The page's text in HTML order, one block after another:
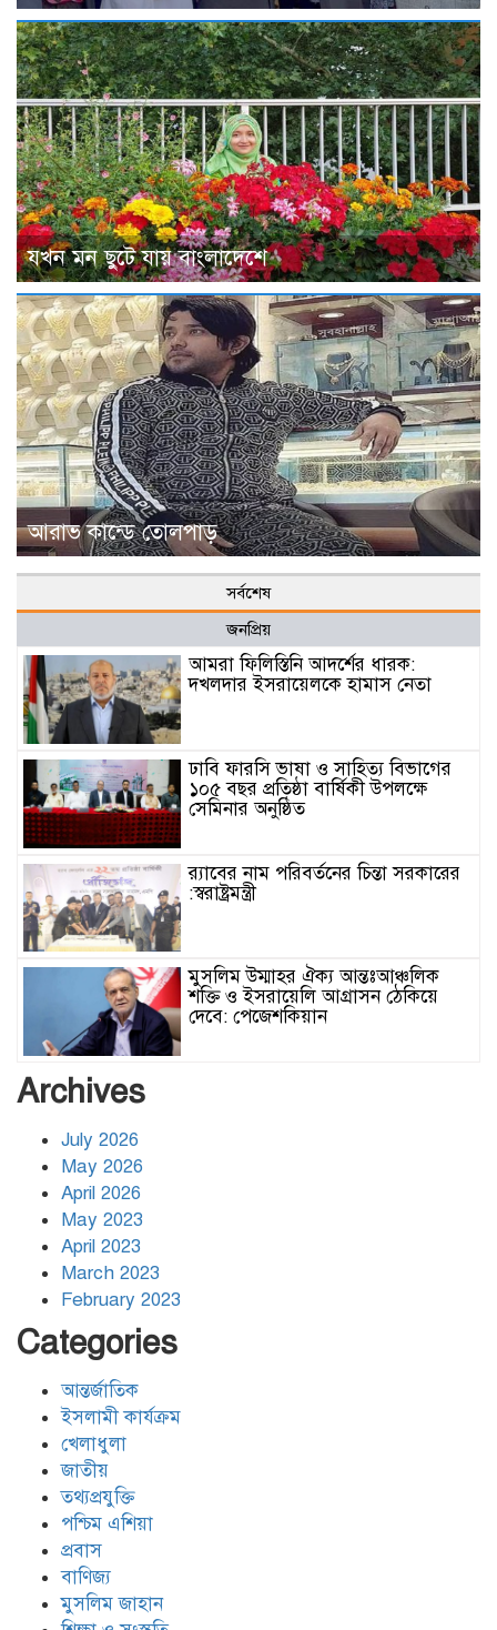
যখন মন ছুটে যায় বাংলাদেশে
আরাভ কান্ডে তোলপাড়
সর্বশেষ
জনপ্রিয়
আমরা ফিলিস্তিনি আদর্শের ধারক:
দখলদার ইসরায়েলকে হামাস নেতা
ঢাবি ফারসি ভাষা ও সাহিত্য বিভাগের
১০৫ বছর প্রতিষ্ঠা বার্ষিকী উপলক্ষে
সেমিনার অনুষ্ঠিত
র‌্যাবের নাম পরিবর্তনের চিন্তা সরকারের
:স্বরাষ্ট্রমন্ত্রী
মুসলিম উম্মাহর ঐক্য আন্তঃআঞ্চলিক
শক্তি ও ইসরায়েলি আগ্রাসন ঠেকিয়ে
দেবে: পেজেশকিয়ান
Archives
July 2026
May 2026
April 2026
May 2023
April 2023
March 2023
February 2023
Categories
আন্তর্জাতিক
ইসলামী কার্যক্রম
খেলাধুলা
জাতীয়
তথ্যপ্রযুক্তি
পশ্চিম এশিয়া
প্রবাস
বাণিজ্য
মুসলিম জাহান